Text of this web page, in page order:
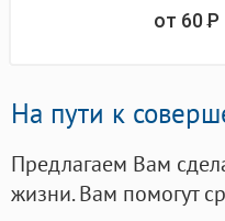
от 60Р
На пути к
Предлагаем Вам
жизни. Вам помогут